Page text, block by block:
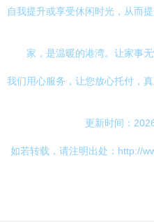
自我提升或享受休闲时光，从而
家，是温暖的港湾。让家事
我们用心服务，让您放心托付，真
更新时间：
如若转载，请注明出处：http://